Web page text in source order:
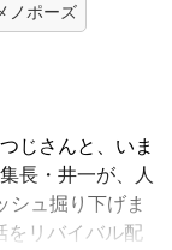
ノポーズ
じさんと、いま
長・井一が、人
シュ掘り下げま
をリバイバル配